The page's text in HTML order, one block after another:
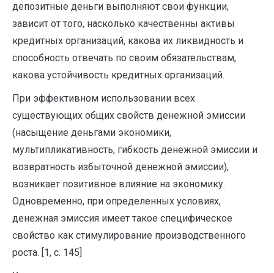
депозитные деньги выполняют свои функции,
зависит от того, насколько качественны активы
кредитных организаций, какова их ликвидность и
способность отвечать по своим обязательствам,
какова устойчивость кредитных организаций.
При эффективном использовании всех
существующих общих свойств денежной эмиссии
(насыщение деньгами экономики,
мультипликативность, гибкость денежной эмиссии и
возвратность избыточной денежной эмиссии),
возникает позитивное влияние на экономику.
Одновременно, при определенных условиях,
денежная эмиссия имеет такое специфическое
свойство как стимулирование производственного
роста. [1, с. 145]